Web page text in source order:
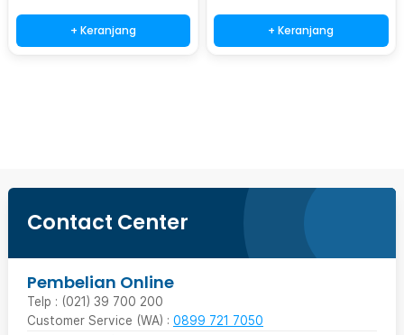
+ Keranjang + Keranjang
Contact Center
Pembelian Online
Telp : (021) 39 700 200
Customer Service (WA) : 0899 721 7050